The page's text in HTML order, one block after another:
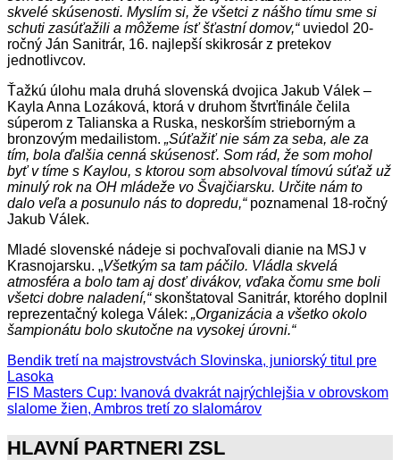
skvelé skúsenosti. Myslím si, že všetci z nášho tímu sme si
schuti zasúťažili a môžeme ísť šťastní domov,“ uviedol 20-
ročný Ján Sanitrár, 16. najlepší skikrosár z pretekov
jednotlivcov.
Ťažkú úlohu mala druhá slovenská dvojica Jakub Válek –
Kayla Anna Lozáková, ktorá v druhom štvrťfinále čelila
súperom z Talianska a Ruska, neskorším strieborným a
bronzovým medailistom. „Súťažiť nie sám za seba, ale za
tím, bola ďalšia cenná skúsenosť. Som rád, že som mohol
byť v tíme s Kaylou, s ktorou som absolvoval tímovú súťaž už
minulý rok na OH mládeže vo Švajčiarsku. Určite nám to
dalo veľa a posunulo nás to dopredu,“ poznamenal 18-ročný
Jakub Válek.
Mladé slovenské nádeje si pochvaľovali dianie na MSJ v
Krasnojarsku. „Všetkým sa tam páčilo. Vládla skvelá
atmosféra a bolo tam aj dosť divákov, vďaka čomu sme boli
všetci dobre naladení,“skonštatoval Sanitrár, ktorého doplnil
reprezentačný kolega Válek: „Organizácia a všetko okolo
šampionátu bolo skutočne na vysokej úrovni.“
Bendik tretí na majstrovstvách Slovinska, juniorský titul pre
Lasoka
FIS Masters Cup: Ivanová dvakrát najrýchlejšia v obrovskom
slalome žien, Ambros tretí zo slalomárov
HLAVNÍ PARTNERI ZSL